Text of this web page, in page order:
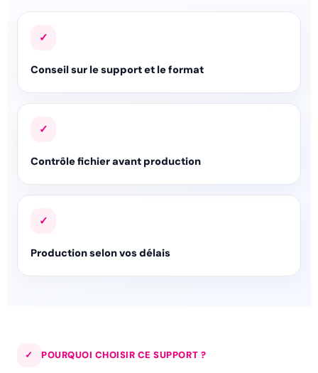
✓
Conseil sur le support et le format
✓
Contrôle fichier avant production
✓
Production selon vos délais
✓ POURQUOI CHOISIR CE SUPPORT ?